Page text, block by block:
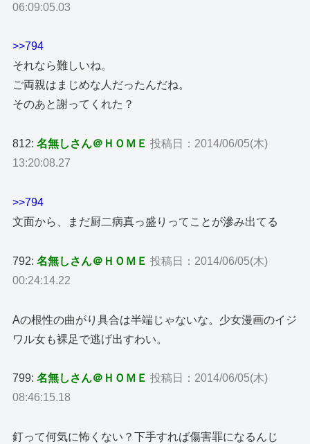
06:09:05.03
>>794
それなら難しいね。
ご両親はまじめな人だったんだね。
そのあと謝ってくれた？
812:名無しさん＠ＨＯＭＥ 投稿日：2014/06/05(木)
13:20:08.27
>>794
文面から、まだ厨二病真っ盛りってことが滲み出てる
792:名無しさん＠ＨＯＭＥ 投稿日：2014/06/05(木)
00:24:14.22
Aの根性の曲がり具合は半端じゃないな。少女漫画のイジ
ワル女も裸足で逃げ出すわい。
799:名無しさん＠ＨＯＭＥ 投稿日：2014/06/05(木)
08:46:15.18
釘って何気に怖くない？下手すれば傷害罪になるんじ